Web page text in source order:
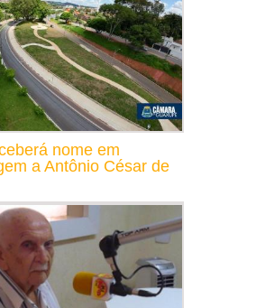
nome em
a Antônio César de